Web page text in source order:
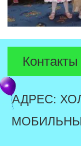
Контакты
АДРЕС: